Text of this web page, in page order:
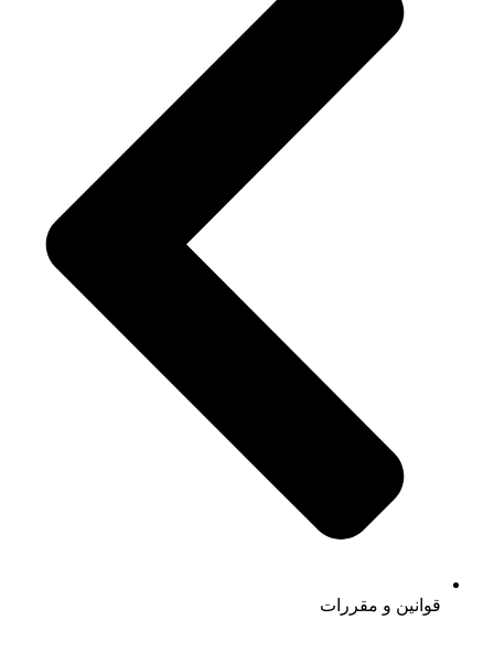
قوانین و مقررات